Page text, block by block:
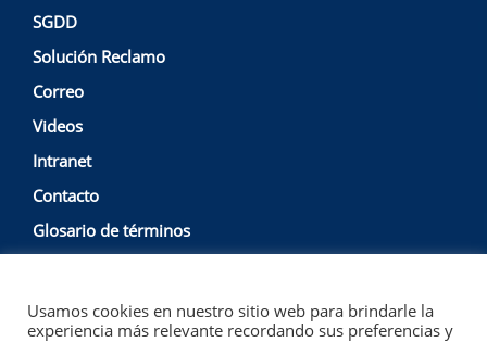
SGDD
Solución Reclamo
Correo
Videos
Intranet
Contacto
Glosario de términos
Política de Privacidad y Protección de Datos
Empresa
Nacional de Puertos S.A. @ Copyright 2022
Usamos cookies en nuestro sitio web para brindarle la
experiencia más relevante recordando sus preferencias y